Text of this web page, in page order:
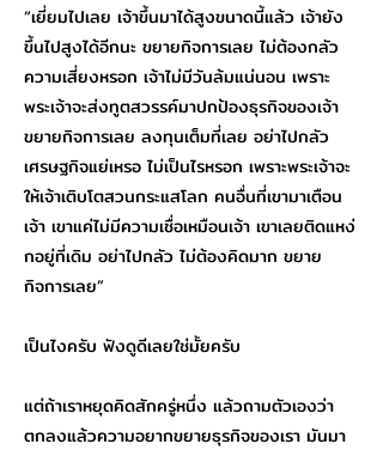
“เยี่ยมไปเลย เจ้าขึ้นมาได้สูงขนาดนี้แล้ว เจ้ายัง
ขึ้นไปสูงได้อีกนะ ขยายกิจการเลย ไม่ต้องกลัว
ความเสี่ยงหรอก เจ้าไม่มีวันล้มแน่นอน เพราะ
พระเจ้าจะส่งทูตสวรรค์มาปกป้องธุรกิจของเจ้า
ขยายกิจการเลย ลงทุนเต็มที่เลย อย่าไปกลัว
เศรษฐกิจแย่เหรอ ไม่เป็นไรหรอก เพราะพระเจ้าจะ
ให้เจ้าเติบโตสวนกระแสโลก คนอื่นที่เขามาเตือน
เจ้า เขาแค่ไม่มีความเชื่อเหมือนเจ้า เขาเลยติดแหง่
กอยู่ที่เดิม อย่าไปกลัว ไม่ต้องคิดมาก ขยาย
กิจการเลย”
เป็นไงครับ ฟังดูดีเลยใช่มั้ยครับ
แต่ถ้าเราหยุดคิดสักครู่หนึ่ง แล้วถามตัวเองว่า
ตกลงแล้วความอยากขยายธุรกิจของเรา มันมา